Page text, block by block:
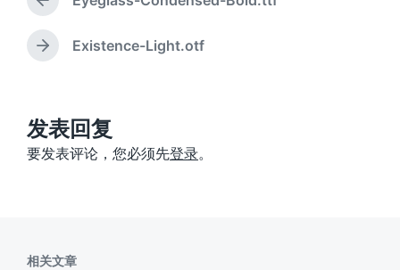
上
篇
文
章
下
：
Existence-Light.otf
发表回复
要发表评论，您必须先登录。
相关文章